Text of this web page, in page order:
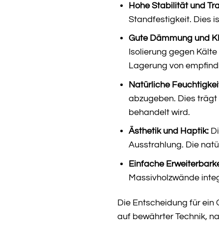
Hohe Stabilität und
Standfestigkeit. Dies
Gute Dämmung und
Isolierung gegen
Lagerung von
Natürliche
abzugeben. Dies
behandelt wird.
Ästhetik und Haptik:
Ausstrahlung. Die
Einfache
Massivholzwände
Die Entscheidung für ein
auf bewährter Technik,